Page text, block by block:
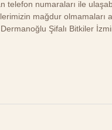
telefon numaraları ile
mağdur olmamaları
Şifalı Bitkiler